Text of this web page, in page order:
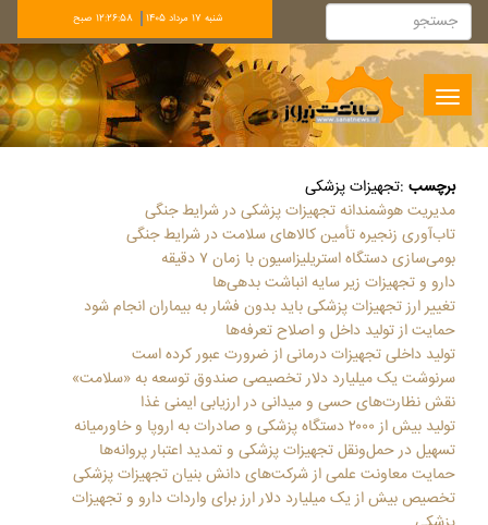
شنبه 17 مرداد 1405 12:26:59 صبح
Toggle
navigation
برچسب :تجهیزات پزشکی
مدیریت هوشمندانه تجهیزات پزشکی در شرایط جنگی
تاب‌آوری زنجیره تأمین کالاهای سلامت در شرایط جنگی
بومی‌سازی دستگاه استریلیزاسیون با زمان ۷ دقیقه‌
دارو و تجهیزات زیر سایه انباشت بدهی‌ها
تغییر ارز تجهیزات پزشکی باید بدون فشار به بیماران انجام شود
حمایت از تولید داخل و اصلاح تعرفه‌ها
تولید داخلی تجهیزات درمانی از ضرورت عبور کرده است
سرنوشت یک میلیارد دلار تخصیصی صندوق توسعه به «سلامت»
نقش نظارت‌های حسی و میدانی در ارزیابی ایمنی غذا
تولید بیش از ۲۰۰۰ دستگاه پزشکی و صادرات به اروپا و خاورمیانه
تسهیل در حمل‌ونقل تجهیزات پزشکی و تمدید اعتبار پروانه‌ها
حمایت معاونت علمی از شرکت‌های دانش بنیان تجهیزات پزشکی
تخصیص بیش از یک میلیارد دلار ارز برای واردات دارو و تجهیزات